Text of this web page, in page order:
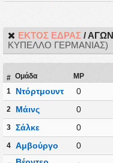
ΕΚΤΌΣ ΈΔΡΑΣ/
ΚΎΠΕΛΛΟ ΓΕΡΜΑΝΊΑΣ)
# Ομάδα MP
1
Ντόρτμουντ 0
2 Μάινς 0
3 Σάλκε 0
4 Αμβούργο 0